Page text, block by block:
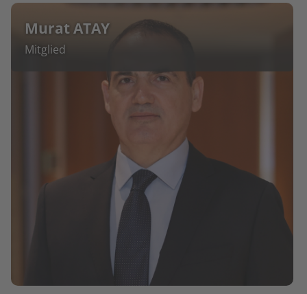
Murat ATAY
Mitglied